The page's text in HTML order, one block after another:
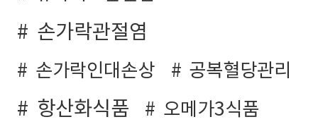
손가락관절염
손가락인대손상 공복혈당관리
항산화식품
오메가3식품